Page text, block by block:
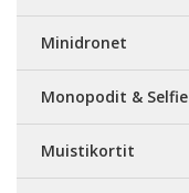
Minidronet
Monopodit & Selfie
Muistikortit